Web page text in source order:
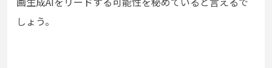
しょう。